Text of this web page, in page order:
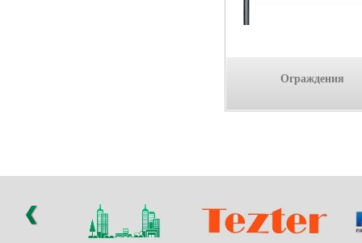
Ограждения